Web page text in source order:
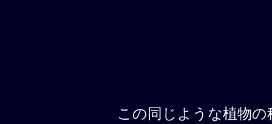
この同じような植物